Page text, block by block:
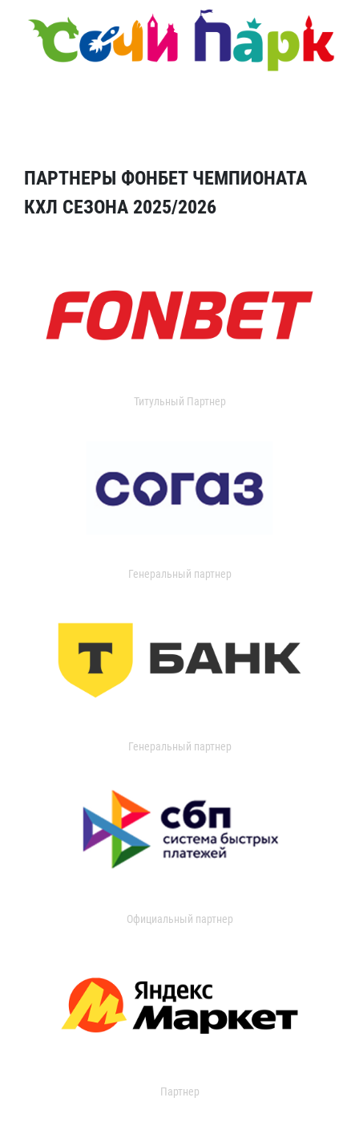
ПАРТНЕРЫ ФОНБЕТ ЧЕМПИОНАТА
КХЛ СЕЗОНА 2025/2026
Титульный Партнер
Генеральный партнер
Генеральный партнер
Официальный партнер
Партнер